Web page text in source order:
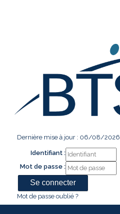
Dernière mise à jour : 06/08/2026
Identifiant :
Mot de passe :
Mot de passe oublié ?